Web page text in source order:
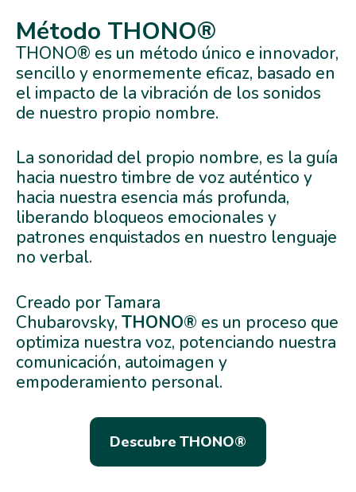
Método THONO®
THONO® es un método único e innovador,
sencillo y enormemente eficaz, basado en
el impacto de la vibración de los sonidos
de nuestro propio nombre.
La sonoridad del propio nombre, es la guía
hacia nuestro timbre de voz auténtico y
hacia nuestra esencia más profunda,
liberando bloqueos emocionales y
patrones enquistados en nuestro lenguaje
no verbal.
Creado por Tamara
Chubarovsky, THONO® es un proceso que
optimiza nuestra voz, potenciando nuestra
comunicación, autoimagen y
empoderamiento personal.
Descubre THONO®